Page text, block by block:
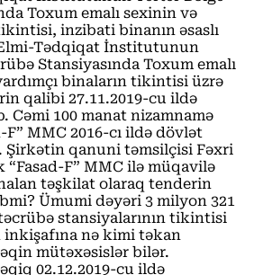
Toxum emalı sexinin və
inzibati binanın əsaslı
Tədqiqat İnstitutunun
Stansiyasında Toxum emalı
binaların tikintisi üzrə
qalibi 27.11.2019-cu ildə
Cəmi 100 manat nizamnamə
F” MMC 2016-cı ildə dövlət
Şirkətin qanuni təmsilçisi Fəxri
F” MMC ilə müqavilə
təşkilat olaraq tenderin
Ümumi dəyəri 3 milyon 321
stansiyalarının tikintisi
inkişafına nə kimi təkan
mütəxəsislər bilər.
02.12.2019-cu ildə